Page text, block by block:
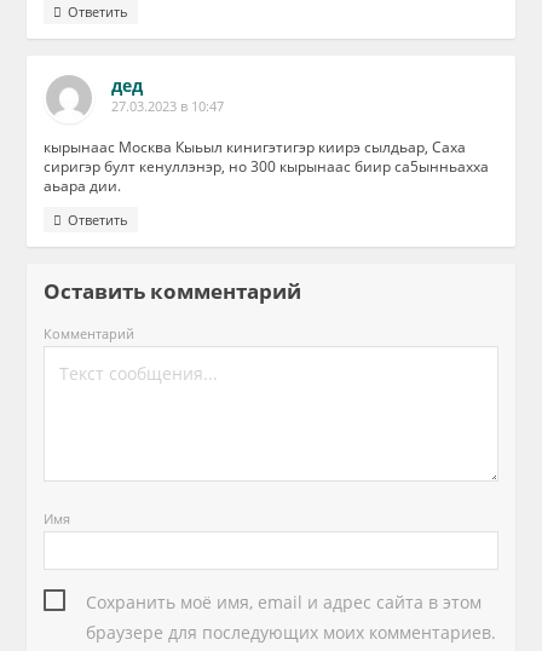
Ответить
дед
27.03.2023 в 10:47
кырынаас Москва Кыьыл кинигэтигэр киирэ сылдьар, Саха
сиригэр булт кенуллэнэр, но 300 кырынаас биир са5ынньахха
аьара дии.
Ответить
Оставить комментарий
Комментарий
Имя
Сохранить моё имя, email и адрес сайта в этом
браузере для последующих моих комментариев.